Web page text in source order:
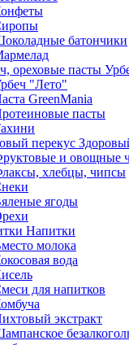
батончики
"Лето"
GreenMania
пасты
и овощные
хлебцы, чипсы
ягоды
Напитки
молока
вода
для напитков
экстракт